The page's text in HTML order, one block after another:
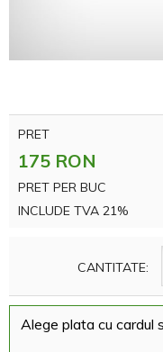
PRET
175 RON
PRET PER BUC
INCLUDE TVA 21%
CANTITATE:
Alege plata cu cardul